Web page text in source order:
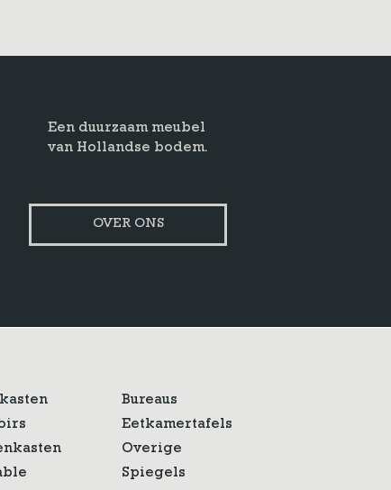
Een duurzaam meubel
van Hollandse bodem.
OVER ONS
Bureaus
Eetkamertafels
Overige
Spiegels